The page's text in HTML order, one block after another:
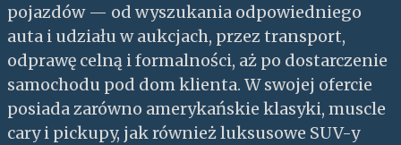
pojazdów — od wyszukania odpowiedniego
auta i udziału w aukcjach, przez transport,
odprawę celną i formalności, aż po dostarczenie
samochodu pod dom klienta. W swojej ofercie
posiada zarówno amerykańskie klasyki, muscle
cary i pickupy, jak również luksusowe SUV-y